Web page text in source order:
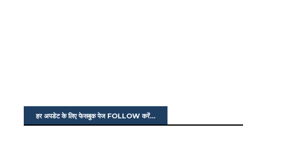
हर अपडेट के लिए फेसबुक पेज FOLLOW करें...